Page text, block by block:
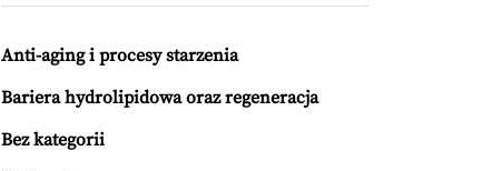
Anti-aging i procesy starzenia
Bariera hydrolipidowa oraz regeneracja
Bez kategorii